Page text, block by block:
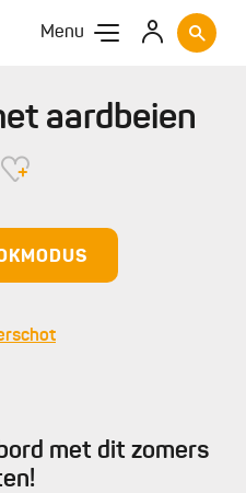
Menu
aardbeien
met dit zomers